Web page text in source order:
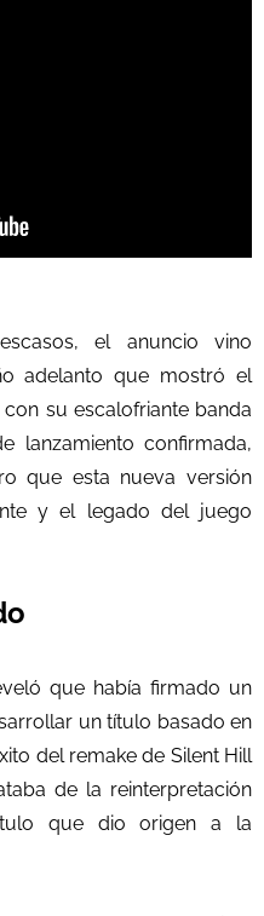
el anuncio vino
adelanto que mostró el
su escalofriante banda
lanzamiento confirmada,
que esta nueva versión
y el legado del juego
que había firmado un
un título basado en
del remake de Silent Hill
de la reinterpretación
que dio origen a la